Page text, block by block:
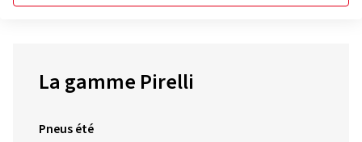
La gamme Pirelli
Pneus été